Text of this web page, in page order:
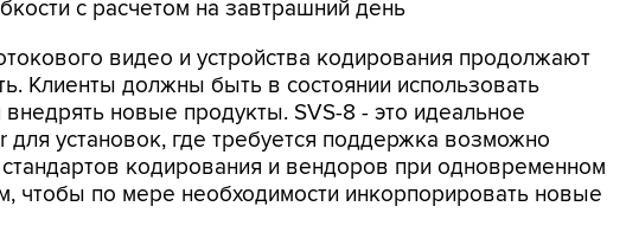
с расчетом на завтрашний день
видео и устройства кодирования продолжают
Клиенты должны быть в состоянии использовать
новые продукты. SVS-8 - это идеальное
установок, где требуется поддержка возможно
кодирования и вендоров при одновременном
чтобы по мере необходимости инкорпорировать новые